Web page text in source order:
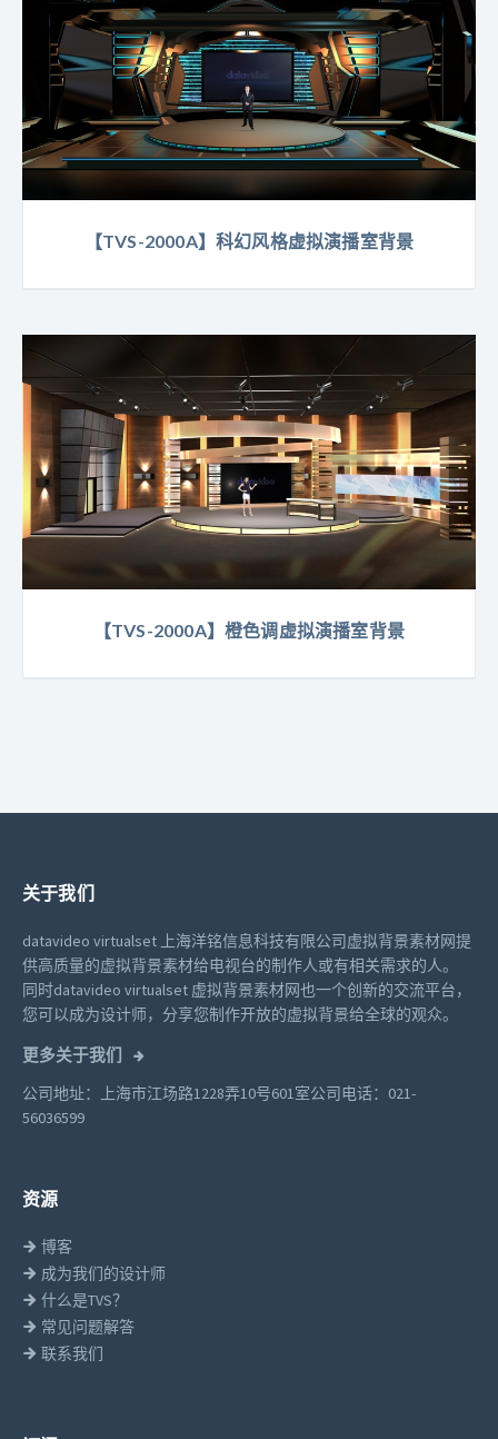
【TVS-2000A】科幻风格虚拟演播室背景
【TVS-2000A】橙色调虚拟演播室背景
关于我们
datavideo virtualset 上海洋铭信息科技有限公司虚拟背景素材网提
供高质量的虚拟背景素材给电视台的制作人或有相关需求的人。
同时datavideo virtualset 虚拟背景素材网也一个创新的交流平台，
您可以成为设计师，分享您制作开放的虚拟背景给全球的观众。
更多关于我们
公司地址：上海市江场路1228弄10号601室公司电话：021-
56036599
资源
博客
成为我们的设计师
什么是TVS？
常见问题解答
联系我们